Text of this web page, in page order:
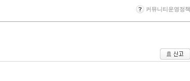
커뮤니티운영정책